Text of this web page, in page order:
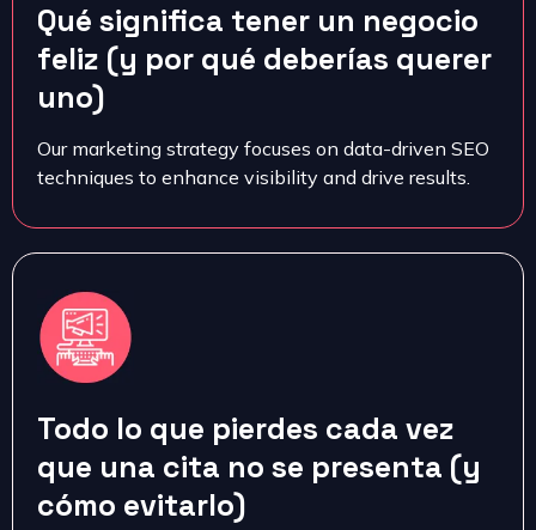
Qué significa tener un negocio
feliz (y por qué deberías querer
uno)
Our marketing strategy focuses on data-driven SEO
techniques to enhance visibility and drive results.
Todo lo que pierdes cada vez
que una cita no se presenta (y
cómo evitarlo)